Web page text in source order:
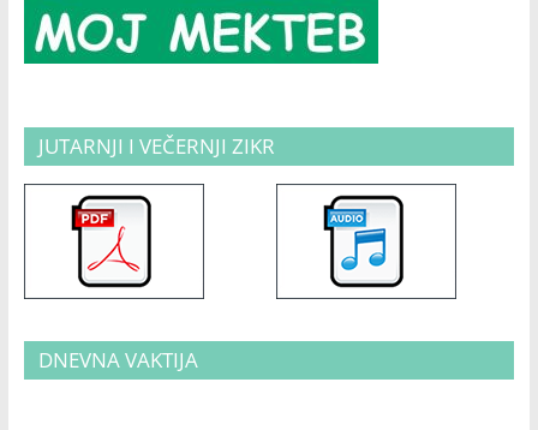
JUTARNJI I VEČERNJI ZIKR
DNEVNA VAKTIJA